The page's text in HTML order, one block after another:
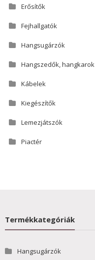
Erősítők
Fejhallgatók
Hangsugárzók
Hangszedők, hangkarok
Kábelek
Kiegészítők
Lemezjátszók
Piactér
Termékkategóriák
Hangsugárzók